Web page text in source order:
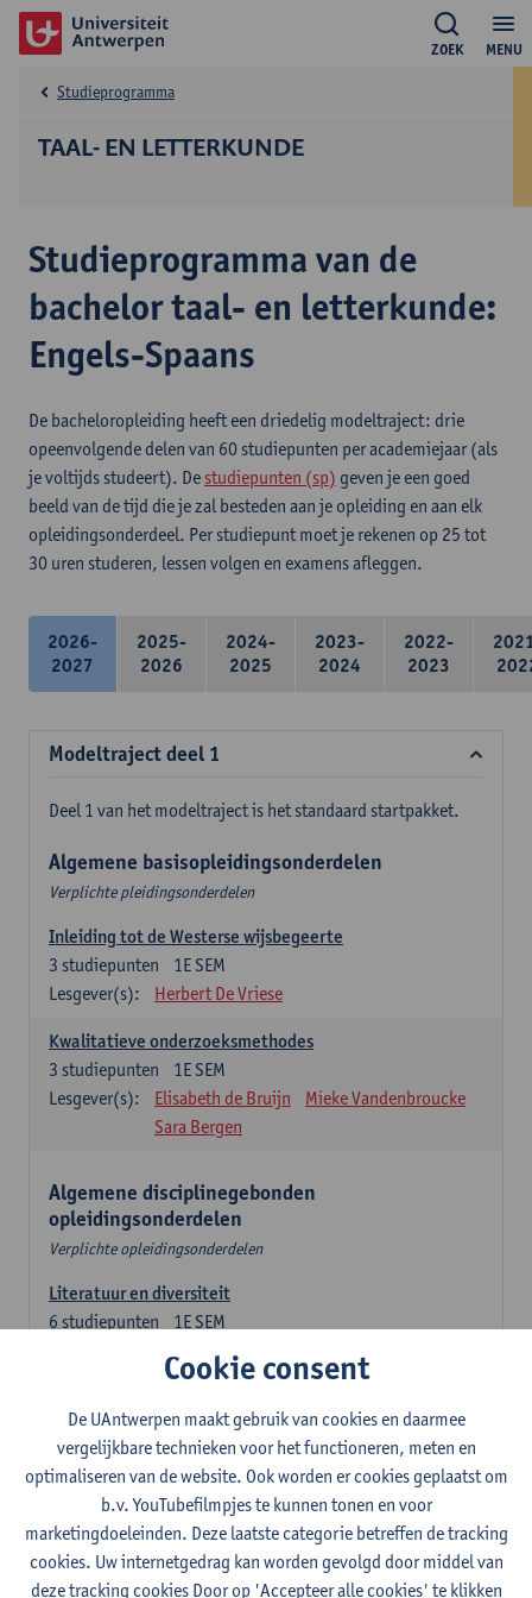
MENU
ZOEK
TAAL- EN LETTERKUNDE
Studieprogramma
Studieprogramma van de
bachelor taal- en letterkunde:
Engels-Spaans
De bacheloropleiding heeft een driedelig modeltraject: drie
opeenvolgende delen van 60 studiepunten per academiejaar (als
je voltijds studeert). De studiepunten (sp) geven je een goed
beeld van de tijd die je zal besteden aan je opleiding en aan elk
opleidingsonderdeel. Per studiepunt moet je rekenen op 25 tot
30 uren studeren, lessen volgen en examens afleggen.
2026-
2027
2025-
2026
2024-
2025
2023-
2024
2022-
2023
Modeltraject deel 1
Deel 1 van het modeltraject is het standaard startpakket.
Algemene basisopleidingsonderdelen
Verplichte pleidingsonderdelen
Inleiding tot de Westerse wijsbegeerte
1E SEM
3 studiepunten
Lesgever(s):
Herbert De Vriese
Kwalitatieve onderzoeksmethodes
1E SEM
3 studiepunten
Lesgever(s):
Elisabeth de Bruijn
Mieke Vandenbroucke
Sara Bergen
Algemene disciplinegebonden
opleidingsonderdelen
Verplichte opleidingsonderdelen
Literatuur en diversiteit
1E SEM
6 studiepunten
Remco Sleiderink
2E SEM
studiepunten
Lesgever(s):
Astrid De Wit Peter Petré
Engels: verplichte opleidingsonderdelen
Engels: taalbeheersing 1
Cookie consent
De UAntwerpen maakt gebruik van cookies en daarmee
vergelijkbare technieken voor het functioneren, meten en
optimaliseren van de website. Ook worden er cookies geplaatst om
b.v. YouTubefilmpjes te kunnen tonen en voor
marketingdoeleinden. Deze laatste categorie betreffen de tracking
cookies. Uw internetgedrag kan worden gevolgd door middel van
deze tracking cookies Door op 'Accepteer alle cookies' te klikken